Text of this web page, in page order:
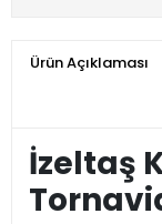
Ürün Açıklaması
İzeltaş